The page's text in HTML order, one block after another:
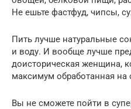
Не ешьте фастфуд, чипсы,
Пить лучше натуральные
и воду. И вообще лучше
доисторическая женщина,
максимум обработанная на
Вы не сможете пойти в